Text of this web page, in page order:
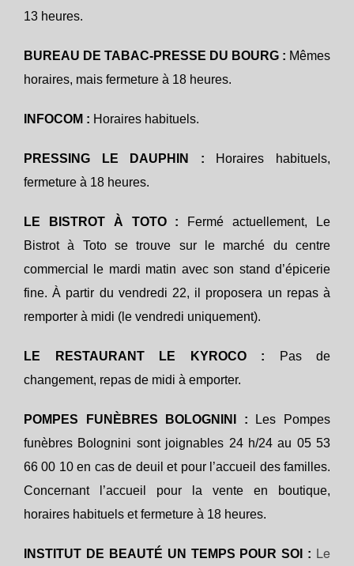
13 heures.
BUREAU DE TABAC-PRESSE DU BOURG : Mêmes
horaires, mais fermeture à 18 heures.
INFOCOM : Horaires habituels.
PRESSING LE DAUPHIN : Horaires habituels,
fermeture à 18 heures.
LE BISTROT À TOTO : Fermé actuellement, Le
Bistrot à Toto se trouve sur le marché du centre
commercial le mardi matin avec son stand d’épicerie
fine. À partir du vendredi 22, il proposera un repas à
remporter à midi (le vendredi uniquement).
LE RESTAURANT LE KYROCO : Pas de
changement, repas de midi à emporter.
POMPES FUNÈBRES BOLOGNINI : Les Pompes
funèbres Bolognini sont joignables 24 h/24 au 05 53
66 00 10 en cas de deuil et pour l’accueil des familles.
Concernant l’accueil pour la vente en boutique,
horaires habituels et fermeture à 18 heures.
INSTITUT DE BEAUTÉ UN TEMPS POUR SOI : Le